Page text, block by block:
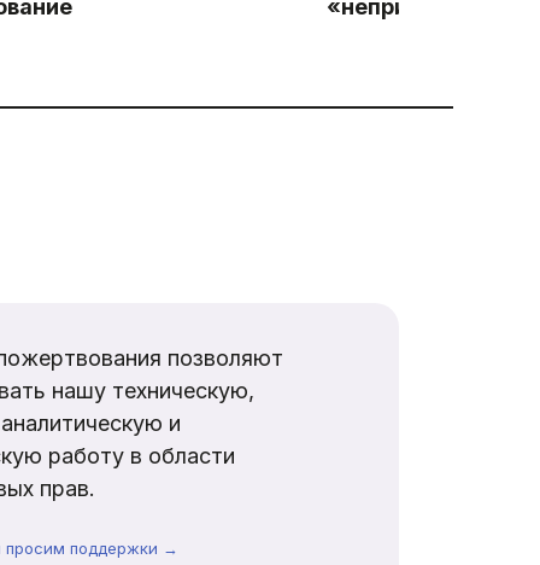
«неприемлемым
позволяют
нашу техническую,
и
работу в области
прав.
просим поддержки →